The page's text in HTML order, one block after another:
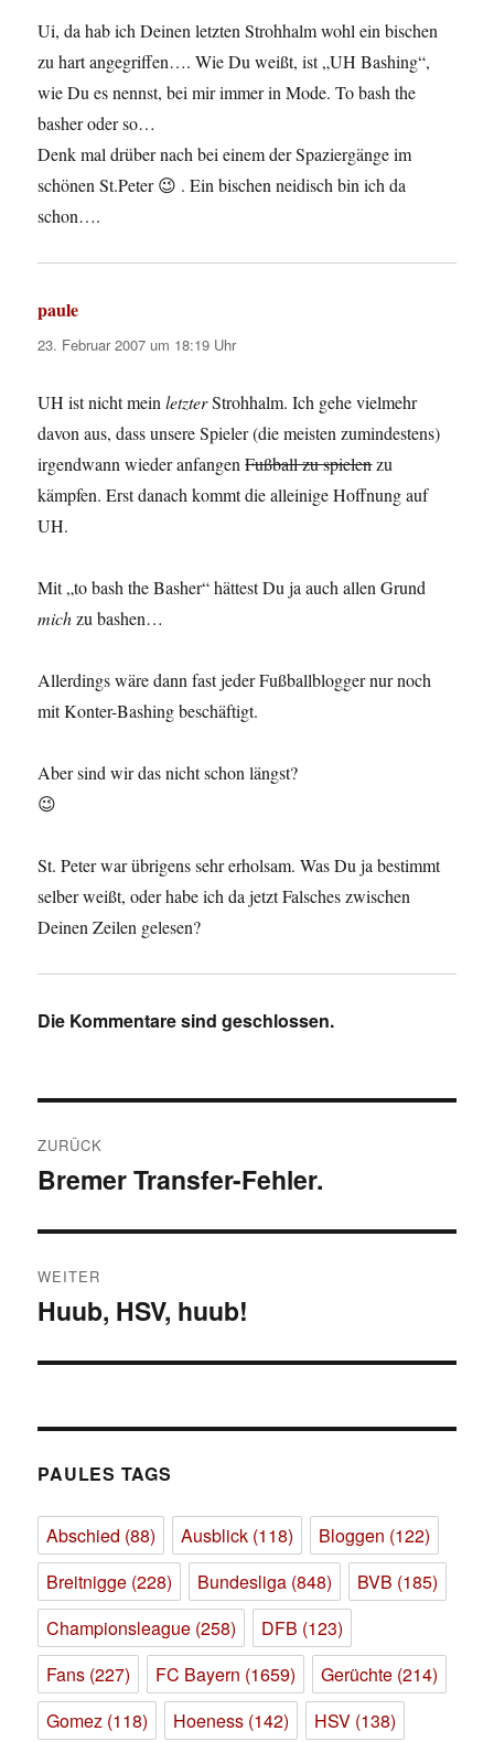
Ui, da hab ich Deinen letzten Strohhalm wohl ein bischen
zu hart angegriffen…. Wie Du weißt, ist „UH Bashing“,
wie Du es nennst, bei mir immer in Mode. To bash the
basher oder so…
Denk mal drüber nach bei einem der Spaziergänge im
schönen St.Peter 😉 . Ein bischen neidisch bin ich da
schon….
paule
23. Februar 2007 um 18:19 Uhr
UH ist nicht meinletzterStrohhalm. Ich gehe vielmehr
davon aus, dass unsere Spieler (die meisten zumindestens)
irgendwann wieder anfangenFußball zu spielenzu
kämpfen. Erst danach kommt die alleinige Hoffnung auf
UH.
Mit „to bash the Basher“ hättest Du ja auch allen Grund
michzu bashen…
Allerdings wäre dann fast jeder Fußballblogger nur noch
mit Konter-Bashing beschäftigt.
Aber sind wir das nicht schon längst?
😉
St. Peter war übrigens sehr erholsam. Was Du ja bestimmt
selber weißt, oder habe ich da jetzt Falsches zwischen
Deinen Zeilen gelesen?
Die Kommentare sind geschlossen.
ZURÜCK
Vorheriger
Bremer Transfer-Fehler.
WEITER
Nächster
Huub, HSV, huub!
PAULES TAGS
Abschied (88) Ausblick (118) Bloggen (122)
Breitnigge (228) Bundesliga (848) BVB (185)
Championsleague (258) DFB (123)
Fans (227) FC Bayern (1659) Gerüchte (214)
Gomez (118) Hoeness (142) HSV (138)